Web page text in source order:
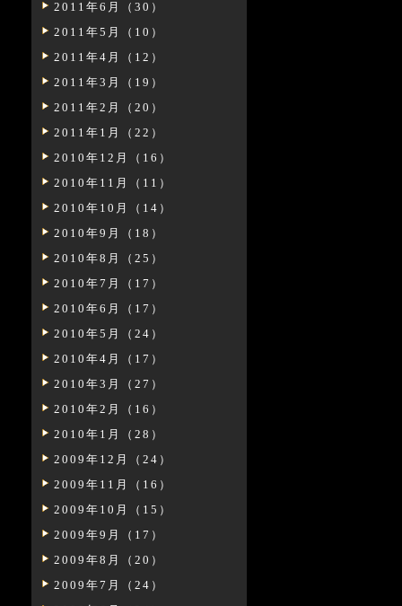
2011年6月（30）
2011年5月（10）
2011年4月（12）
2011年3月（19）
2011年2月（20）
2011年1月（22）
2010年12月（16）
2010年11月（11）
2010年10月（14）
2010年9月（18）
2010年8月（25）
2010年7月（17）
2010年6月（17）
2010年5月（24）
2010年4月（17）
2010年3月（27）
2010年2月（16）
2010年1月（28）
2009年12月（24）
2009年11月（16）
2009年10月（15）
2009年9月（17）
2009年8月（20）
2009年7月（24）